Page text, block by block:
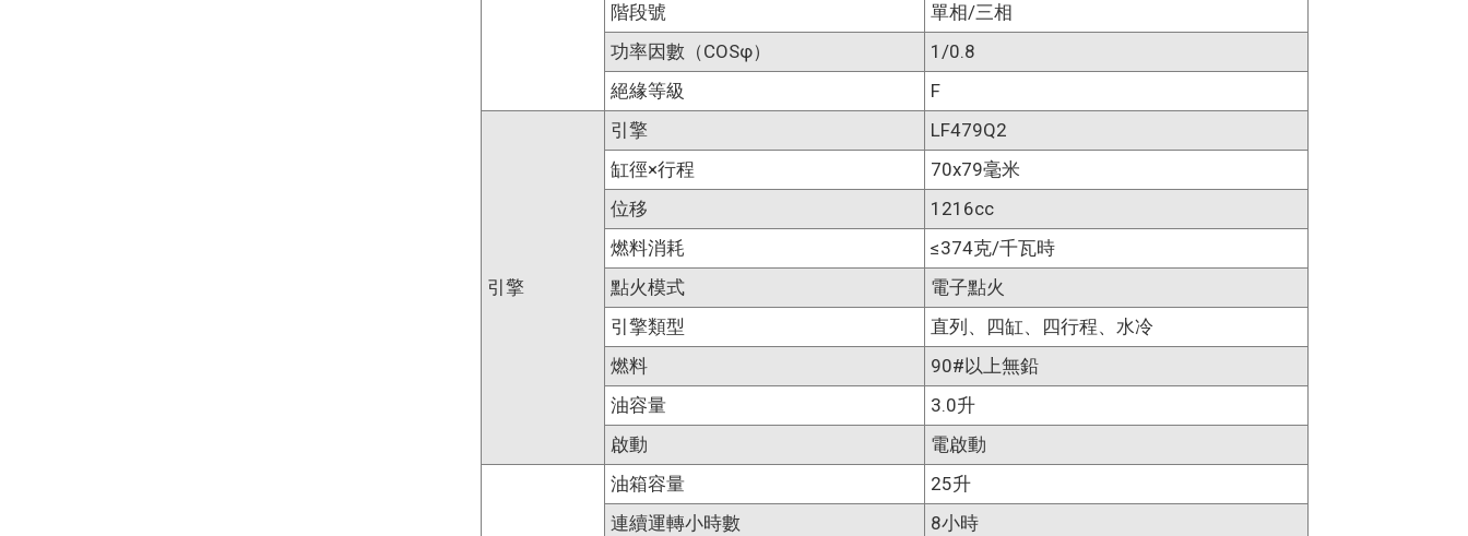
階段號
單相/三相
功率因數（COSφ）
1/0.8
絕緣等級
F
引擎
引擎
LF479Q2
缸徑×行程
70x79毫米
位移
1216cc
燃料消耗
≤374克/千瓦時
點火模式
電子點火
引擎類型
直列、四缸、四行程、水冷
燃料
90#以上無鉛
油容量
3.0升
啟動
電啟動
油箱容量
25升
連續運轉小時數
8小時